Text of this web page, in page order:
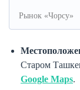
Рынок «Чорсу»
Старом
Google Maps.